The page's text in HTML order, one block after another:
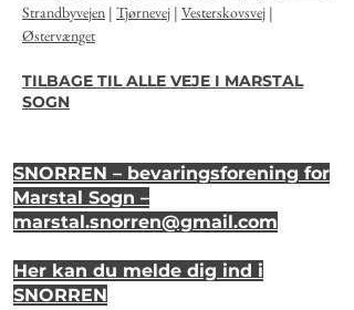
Strandbyvejen | Tjørnevej | Vesterskovsvej |
Østervænget
TILBAGE TIL ALLE VEJE I MARSTAL
SOGN
SNORREN – bevaringsforening for
Marstal Sogn –
marstal.snorren@gmail.com
Her kan du melde dig ind i
SNORREN